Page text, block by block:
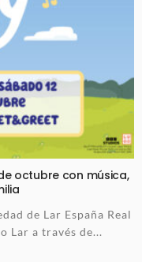
octubre con música,
de Lar España Real
Lar a través de...